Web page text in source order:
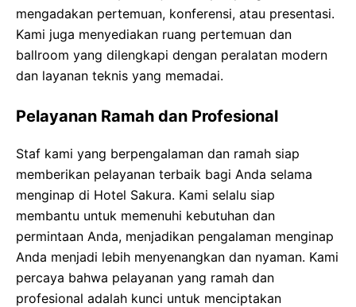
mengadakan pertemuan, konferensi, atau presentasi.
Kami juga menyediakan ruang pertemuan dan
ballroom yang dilengkapi dengan peralatan modern
dan layanan teknis yang memadai.
Pelayanan Ramah dan Profesional
Staf kami yang berpengalaman dan ramah siap
memberikan pelayanan terbaik bagi Anda selama
menginap di Hotel Sakura. Kami selalu siap
membantu untuk memenuhi kebutuhan dan
permintaan Anda, menjadikan pengalaman menginap
Anda menjadi lebih menyenangkan dan nyaman. Kami
percaya bahwa pelayanan yang ramah dan
profesional adalah kunci untuk menciptakan